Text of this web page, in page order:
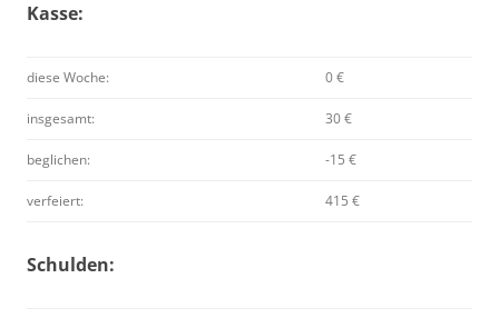
Kasse:
diese Woche: 0 €
insgesamt: 30 €
beglichen: -15 €
verfeiert: 415 €
Schulden: